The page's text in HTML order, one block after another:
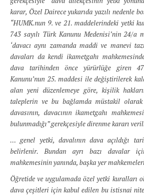
karar, Özel Dairece yukarıda yazılı nedenle
“HUMK.nun 9. ve 21. maddelerindeki yetki
743 sayılı Türk Kanunu Medenisi’nin 24/a
‘davacı aynı zamanda maddi ve manevi
davaları da kendi ikametgahı
dava tarihinden önce yürürlüğe giren
Kanunu’nun 25. maddesi ile değiştirilerek
alan yeni düzenlemeye göre, kişilik
taleplerin ve bu bağlamda müstakil
davasının, davacının ikametgahı
bulunmadığı” gerekçesiyle direnme kararı
... genel yetki, davalının dava açıldığı
belirlenir. Bundan ayrı bazı davalar
mahkemesinin yanında, başka yer
Öğretide ve uygulamada özel yetki kuralları
dava çeşitleri için kabul edilen bu istisnai